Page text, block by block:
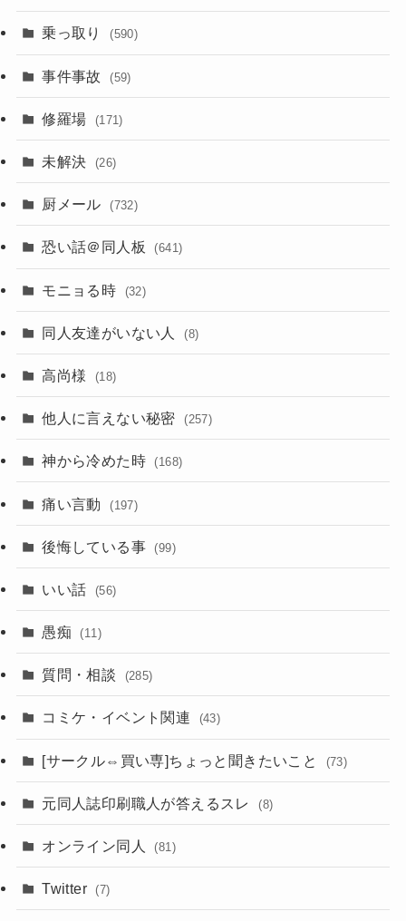
乗っ取り (590)
事件事故 (59)
修羅場 (171)
未解決 (26)
厨メール (732)
恐い話＠同人板 (641)
モニョる時 (32)
同人友達がいない人 (8)
高尚様 (18)
他人に言えない秘密 (257)
神から冷めた時 (168)
痛い言動 (197)
後悔している事 (99)
いい話 (56)
愚痴 (11)
質問・相談 (285)
コミケ・イベント関連 (43)
[サークル⇔買い専]ちょっと聞きたいこと (73)
元同人誌印刷職人が答えるスレ (8)
オンライン同人 (81)
Twitter (7)